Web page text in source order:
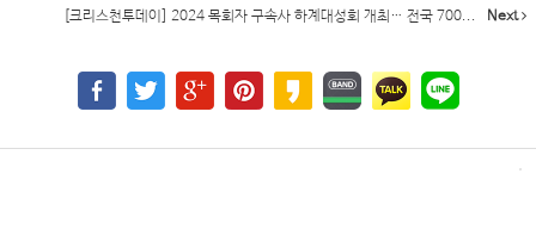
[크리스천투데이] 2024 목회자 구속사 하계대성회 개최… 전국 700... Next